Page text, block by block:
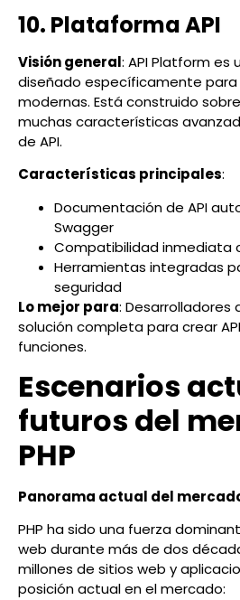
10. Plataforma API
Visión general: API Platform es
diseñado específicamente para
modernas. Está construido
muchas características
de API.
Características principales:
Documentación de API
Swagger
Compatibilidad inmediata
Herramientas integradas
seguridad
Lo mejor para: Desarrolladores
solución completa para crear
funciones.
Escenarios
futuros del
PHP
Panorama actual del mercado
PHP ha sido una fuerza
web durante más de dos
millones de sitios web y
posición actual en el mercado: